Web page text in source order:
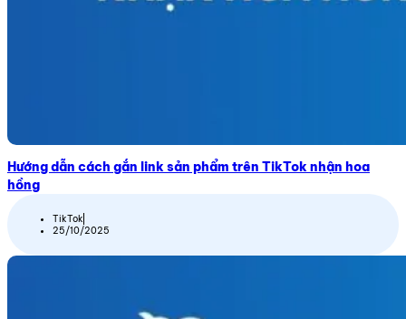
Hướng dẫn cách gắn link sản phẩm trên TikTok nhận hoa
hồng
TikTok
25/10/2025